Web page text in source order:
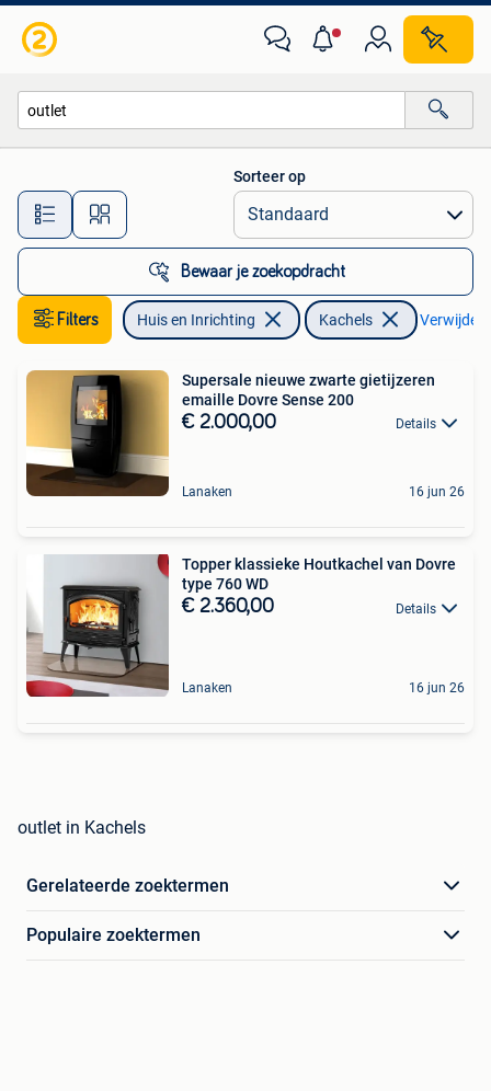
Alle afstanden…
Sorteer op
Bewaar je zoekopdracht
Filters Huis en Inrichting Kachels Verwijder
Supersale nieuwe zwarte gietijzeren
emaille Dovre Sense 200
€ 2.000,00 Details
Lanaken 16 jun 26
Topper klassieke Houtkachel van Dovre
type 760 WD
€ 2.360,00 Details
Lanaken 16 jun 26
outlet in Kachels
Gerelateerde zoektermen
Populaire zoektermen